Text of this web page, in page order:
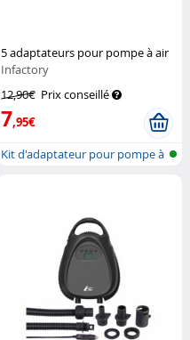
5 adaptateurs pour pompe à air
Infactory
12,90€ Prix conseillé
7,95€
Kit d'adaptateur pour pompe à